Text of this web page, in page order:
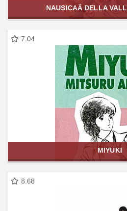
NAUSICAÄ DELLA
7.04
MIYUKI
8.68